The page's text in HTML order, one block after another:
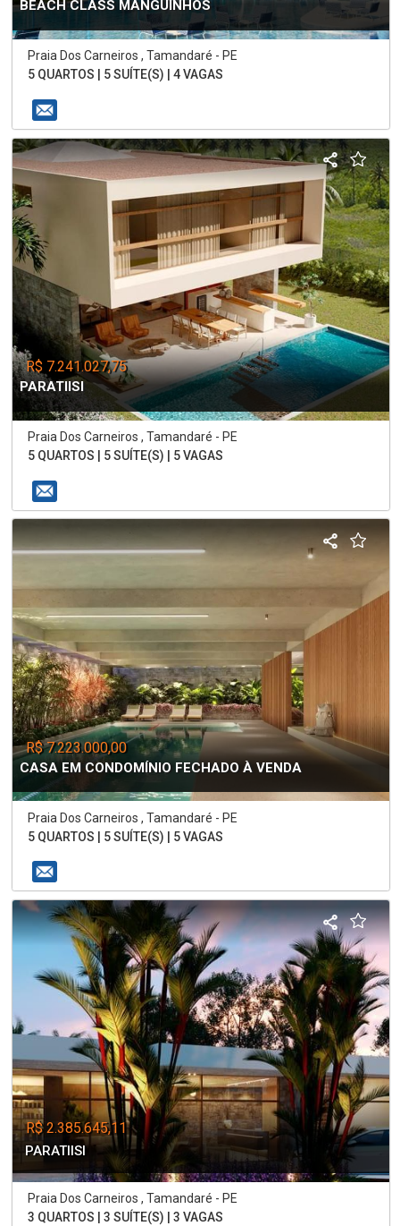
BEACH CLASS MANGUINHOS
Praia Dos Carneiros , Tamandaré - PE
5 QUARTOS | 5 SUÍTE(S) | 4 VAGAS
R$ 7.241.027,75
PARATIISI
Praia Dos Carneiros , Tamandaré - PE
5 QUARTOS | 5 SUÍTE(S) | 5 VAGAS
R$ 7.223.000,00
CASA EM CONDOMÍNIO FECHADO À VENDA
Praia Dos Carneiros , Tamandaré - PE
5 QUARTOS | 5 SUÍTE(S) | 5 VAGAS
R$ 2.385.645,11
PARATIISI
Praia Dos Carneiros , Tamandaré - PE
3 QUARTOS | 3 SUÍTE(S) | 3 VAGAS